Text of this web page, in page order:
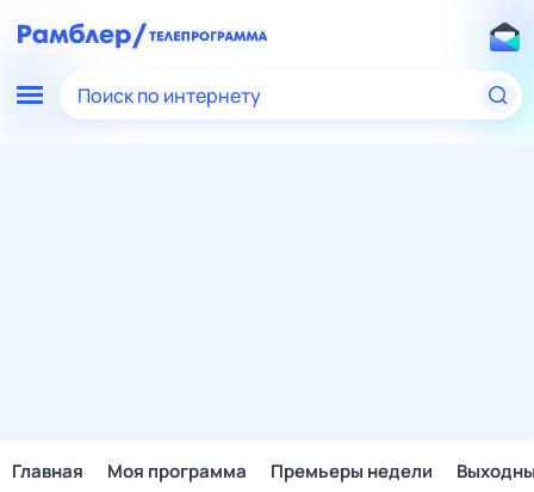
Поиск по интернету
Главная Моя программа Премьеры недели